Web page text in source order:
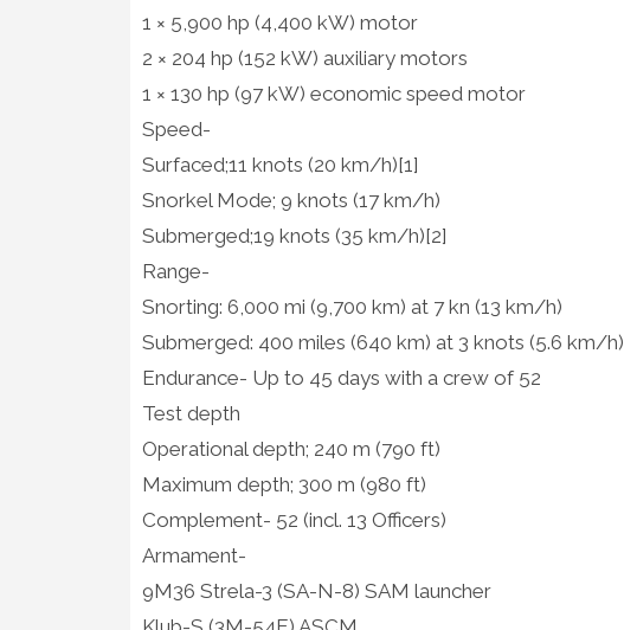
1 × 5,900 hp (4,400 kW) motor
2 × 204 hp (152 kW) auxiliary motors
1 × 130 hp (97 kW) economic speed motor
Speed-
Surfaced;11 knots (20 km/h)[1]
Snorkel Mode; 9 knots (17 km/h)
Submerged;19 knots (35 km/h)[2]
Range-
Snorting: 6,000 mi (9,700 km) at 7 kn (13 km/h)
Submerged: 400 miles (640 km) at 3 knots (5.6 km/h)
Endurance- Up to 45 days with a crew of 52
Test depth
Operational depth; 240 m (790 ft)
Maximum depth; 300 m (980 ft)
Complement- 52 (incl. 13 Officers)
Armament-
9M36 Strela-3 (SA-N-8) SAM launcher